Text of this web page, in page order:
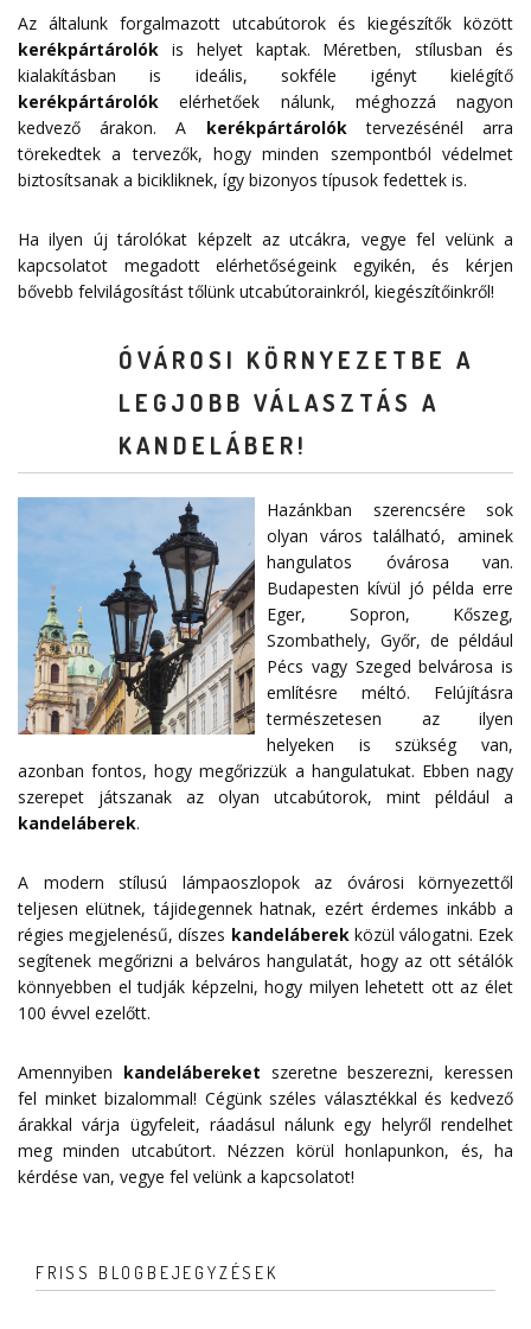
Az általunk forgalmazott utcabútorok és kiegészítők között
kerékpártárolók is helyet kaptak. Méretben, stílusban és
kialakításban is ideális, sokféle igényt kielégítő
kerékpártárolók elérhetőek nálunk, méghozzá nagyon
kedvező árakon. A kerékpártárolóktervezésénél arra
törekedtek a tervezők, hogy minden szempontból védelmet
biztosítsanak a bicikliknek, így bizonyos típusok fedettek is.
Ha ilyen új tárolókat képzelt az utcákra, vegye fel velünk a
kapcsolatot megadottelérhetőségeink egyikén, és kérjen
bővebb felvilágosítást tőlünk utcabútorainkról, kiegészítőinkről!
ÓVÁROSI KÖRNYEZETBE A
LEGJOBB VÁLASZTÁS A
KANDELÁBER!
Hazánkban szerencsére sok
olyan város található, aminek
hangulatos óvárosa van.
Budapesten kívül jó példa erre
Eger, Sopron, Kőszeg,
Szombathely, Győr, de például
Pécs vagy Szeged belvárosa is
említésre méltó. Felújításra
természetesen az ilyen
helyeken is szükség van,
azonban fontos, hogy megőrizzük a hangulatukat. Ebben nagy
szerepet játszanak az olyan utcabútorok, mint például a
kandeláberek.
A modern stílusú lámpaoszlopok az óvárosi környezettől
teljesen elütnek, tájidegennek hatnak, ezért érdemes inkább a
régies megjelenésű, díszes kandeláberekközül válogatni. Ezek
segítenek megőrizni a belváros hangulatát, hogy az ott sétálók
könnyebben el tudják képzelni, hogy milyen lehetett ott az élet
100 évvel ezelőtt.
Amennyiben kandelábereket szeretne beszerezni, keressen
fel minket bizalommal! Cégünk széles választékkal és kedvező
árakkal várja ügyfeleit, ráadásul nálunk egy helyről rendelhet
meg minden utcabútort. Nézzen körül honlapunkon, és, ha
kérdése van, vegye fel velünk a kapcsolatot!
FRISS BLOGBEJEGYZÉSEK